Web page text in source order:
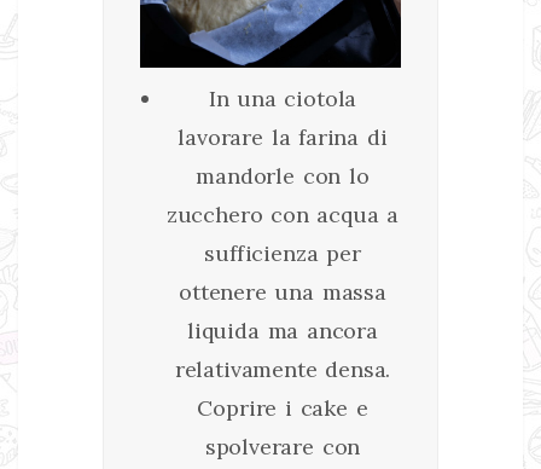
In una ciotola
lavorare la farina di
mandorle con lo
zucchero con acqua a
sufficienza per
ottenere una massa
liquida ma ancora
relativamente densa.
Coprire i cake e
spolverare con